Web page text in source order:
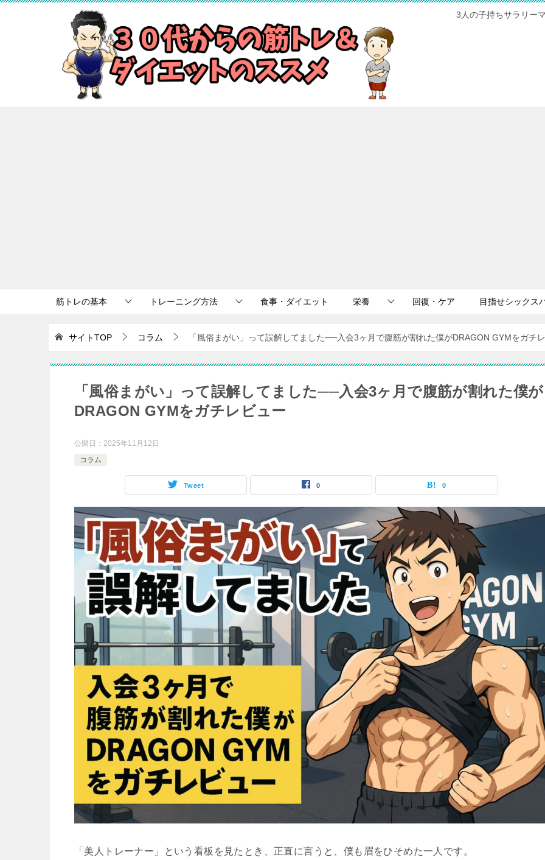
3人の子持ちサラリー
筋トレの基本 トレーニング方法 食事・ダイエット 栄養 回復・ケア 目指せシックス
サイトTOP コラム 「風俗まがい」って誤解してました──入会3ヶ月で腹筋が割れた僕がDRAGON GYMをガチ
「風俗まがい」って誤解してました──入会3ヶ月で腹筋が割れた僕が
DRAGON GYMをガチレビュー
公開日： 2025年11月12日
コラム
Tweet 0 0
「美人トレーナー」という看板を見たとき、正直に言うと、僕も眉をひそめた一人です。